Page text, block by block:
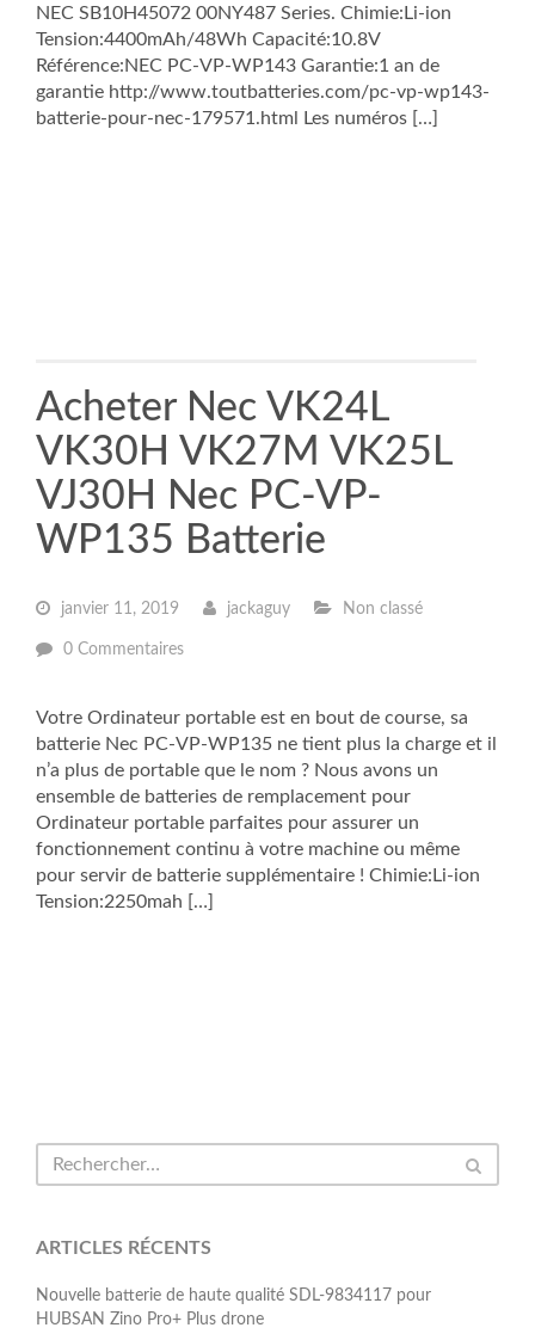
NEC SB10H45072 00NY487 Series. Chimie:Li-ion
Tension:4400mAh/48Wh Capacité:10.8V
Référence:NEC PC-VP-WP143 Garantie:1 an de
garantie http://www.toutbatteries.com/pc-vp-wp143-
batterie-pour-nec-179571.html Les numéros […]
Acheter Nec VK24L
VK30H VK27M VK25L
VJ30H Nec PC-VP-
WP135 Batterie
janvier 11, 2019 jackaguy Non classé
0 Commentaires
Votre Ordinateur portable est en bout de course, sa
batterie Nec PC-VP-WP135 ne tient plus la charge et il
n’a plus de portable que le nom ? Nous avons un
ensemble de batteries de remplacement pour
Ordinateur portable parfaites pour assurer un
fonctionnement continu à votre machine ou même
pour servir de batterie supplémentaire ! Chimie:Li-ion
Tension:2250mah […]
ARTICLES RÉCENTS
Nouvelle batterie de haute qualité SDL-9834117 pour
HUBSAN Zino Pro+ Plus drone